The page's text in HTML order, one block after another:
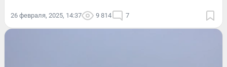
26 февраля, 2025, 14:37 9 814 7